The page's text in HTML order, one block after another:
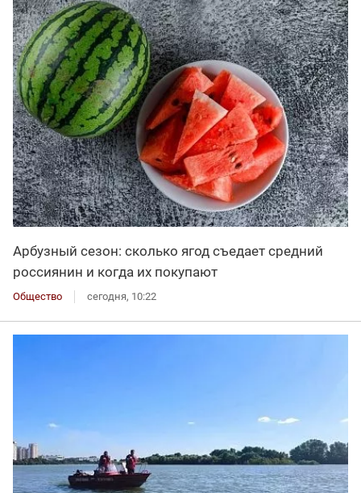
Арбузный сезон: сколько ягод съедает средний
россиянин и когда их покупают
Общество сегодня, 10:22